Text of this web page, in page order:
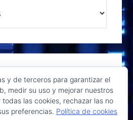
y de terceros para garantizar el
medir su uso y mejorar nuestros
las cookies, rechazar las no
preferencias. Política de cookies